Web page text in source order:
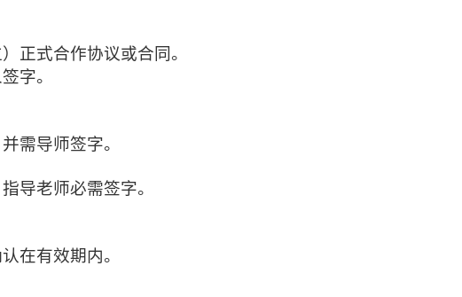
正式合作协议或合同。
字。
需导师签字。
导老师必需签字。
在有效期内。